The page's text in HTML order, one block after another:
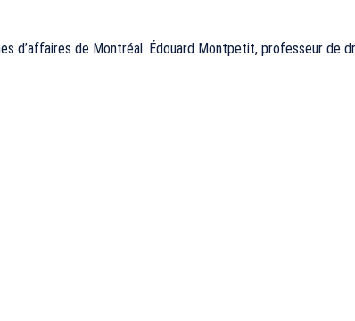
d’affaires de Montréal. Édouard Montpetit, professeur de